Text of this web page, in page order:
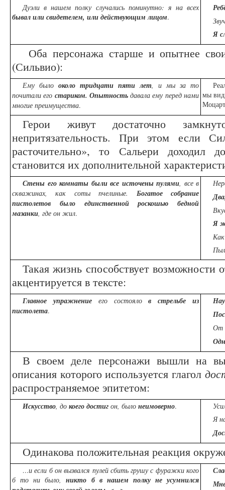
Дуэли в нашем полку случались поминутно: я на всех
бывал или свидетелем, или действующим лицом.
Я
Оба персонажа старше и опытнее
(Сильвио):
Ему было около тридцати пяти лет, и мы за то
почитали его стариком. Опытностьдавала ему перед нами
многие преимущества.
мы
Герои живут достаточно
непритязательность. При этом если
расточительно», то Сальери доходил
становится их дополнительной
Стены его комнаты были все источены пулями, все в
скважинах, как соты пчелиные. Богатое собрание
пистолетов было единственной роскошью бедной
мазанки, где он жил.
Я
Такая жизнь способствует возможности
акцентируется в тексте:
Главное упражнениеего состоялов стрельбе из
пистолета.
От
В своем деле персонажи вышли на
описания которого используется глагол
распространяемое эпитетом:
Искусство, до коего достиг он, было неимоверно.
Я
Одинакова положительная реакция
…и если б он вызвался пулей сбить грушу с фуражки кого
б то ни было,никто б в нашем полку не усумнился